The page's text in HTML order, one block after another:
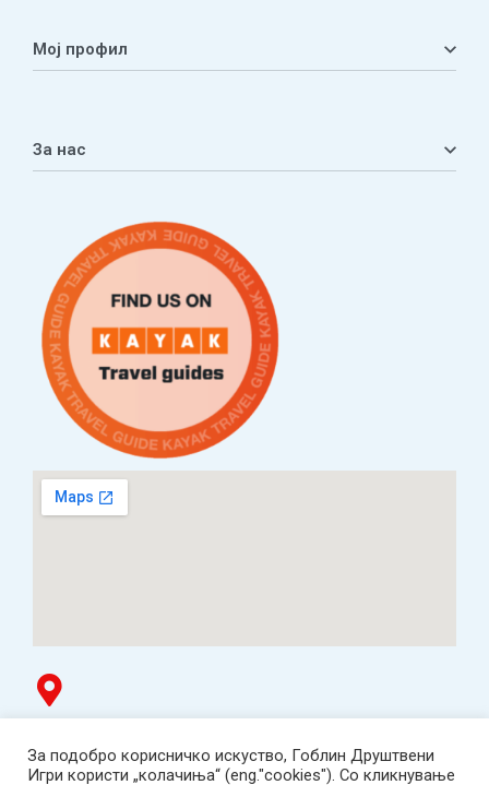
Мој профил
Листа на желби
За нас
Услови за плаќање и испорака
Наши партнери
ТЦ Буњаковец - 1. кат, Скопје.
Tел: 078 669 482
За подобро корисничко искуство, Гоблин Друштвени
Игри користи „колачиња“ (eng."cookies"). Со кликнување